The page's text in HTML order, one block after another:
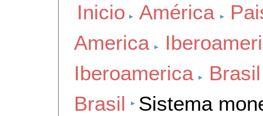
Inicio América
America
Iberoamerica
Brasil
Brasil
Sistema